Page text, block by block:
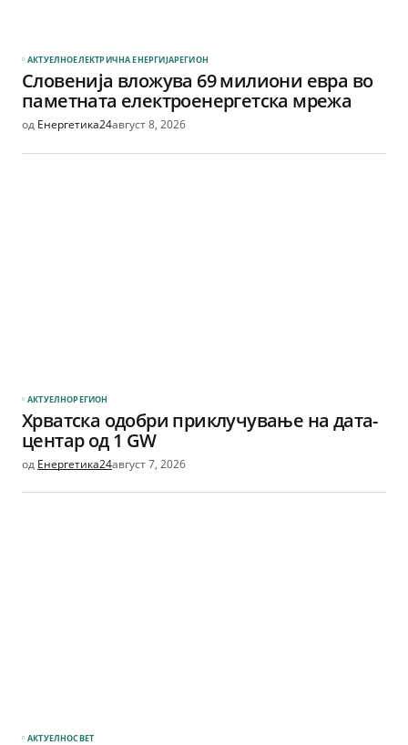
АКТУЕЛНОЕЛЕКТРИЧНА ЕНЕРГИЈАРЕГИОН
Словенија вложува 69 милиони евра во
паметната електроенергетска мрежа
од Енергетика24август 8, 2026
АКТУЕЛНОРЕГИОН
Хрватска одобри приклучување на дата-
центар од 1 GW
од Енергетика24август 7, 2026
АКТУЕЛНОСВЕТ